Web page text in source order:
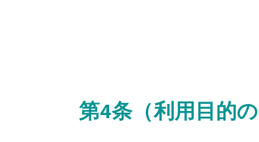
第4条（利用目的の